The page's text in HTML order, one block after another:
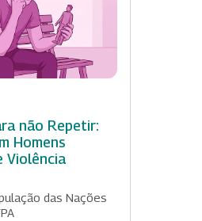
não Repetir:
Homens
Violência
das Nações